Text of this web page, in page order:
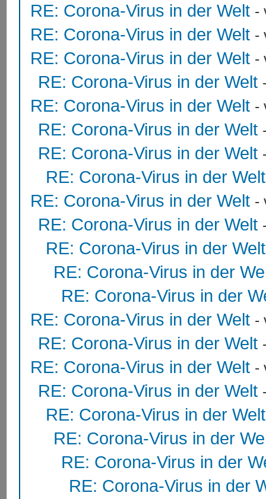
RE: Corona-Virus in der Welt -
RE: Corona-Virus in der Welt -
RE: Corona-Virus in der Welt -
RE: Corona-Virus in der Welt
RE: Corona-Virus in der Welt -
RE: Corona-Virus in der Welt
RE: Corona-Virus in der Welt
RE: Corona-Virus in der Welt
RE: Corona-Virus in der Welt -
RE: Corona-Virus in der Welt
RE: Corona-Virus in der Welt
RE: Corona-Virus in der
RE: Corona-Virus in der
RE: Corona-Virus in der Welt -
RE: Corona-Virus in der Welt
RE: Corona-Virus in der Welt -
RE: Corona-Virus in der Welt
RE: Corona-Virus in der Welt
RE: Corona-Virus in der
RE: Corona-Virus in der
RE: Corona-Virus in der